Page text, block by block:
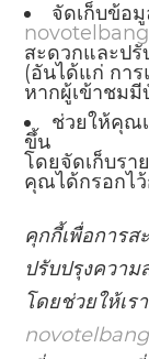
จัดเก็บข้อ
สะดวกและป
(อันได้แก่ กา
หากผู้เข้าชม
ช่วยให้คุณ
ขึ้น
โดยจัดเก็บรา
คุณได้กรอกไ
คุกกี้เพื่อการส
ปรับปรุงควา
โดยช่วยให้เ